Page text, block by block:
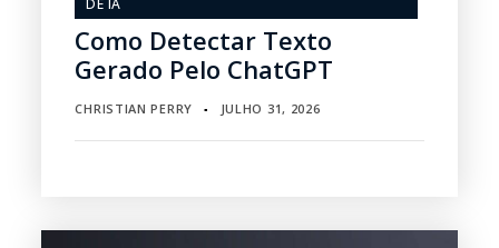
Como Detectar Texto
Gerado Pelo ChatGPT
CHRISTIAN PERRY ▪ JULHO 31, 2026